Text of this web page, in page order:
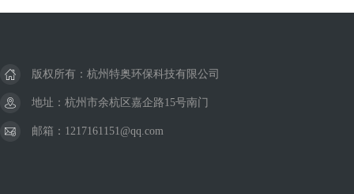
版权所有：杭州特奥环保科技有限公司
地址：杭州市余杭区嘉企路15号南门
邮箱：1217161151@qq.com